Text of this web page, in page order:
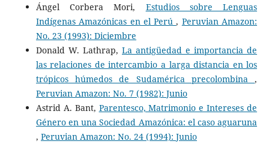
Ángel Corbera Mori, Estudios sobre Lenguas
Indígenas Amazónicas en el Perú, Peruvian Amazon:
No. 23 (1993): Diciembre
Donald W. Lathrap, La antigüedad e importancia de
las relaciones de intercambio a larga distancia en los
trópicos húmedos de Sudamérica precolombina,
Peruvian Amazon: No. 7 (1982): Junio
Astrid A. Bant, Parentesco, Matrimonio e Intereses de
Género en una Sociedad Amazónica: el caso aguaruna
, Peruvian Amazon: No. 24 (1994): Junio